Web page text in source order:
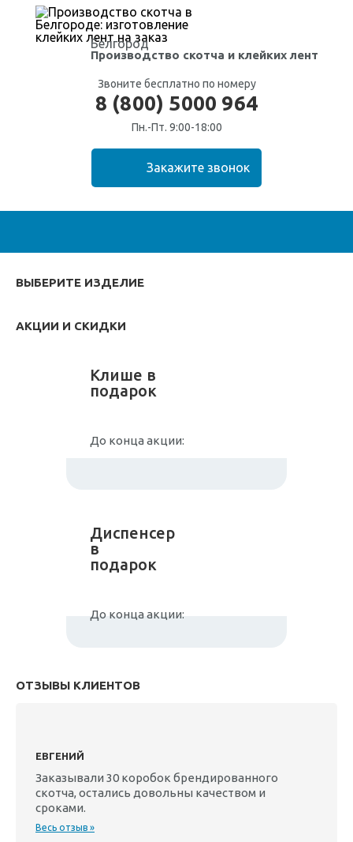
Белгород
Производство скотча и клейких лент
Звоните бесплатно по номеру
8 (800) 5000 964
Пн.-Пт. 9:00-18:00
ВЫБЕРИТЕ ИЗДЕЛИЕ
АКЦИИ И СКИДКИ
Клише в
подарок
До конца акции:
Диспенсер
в
подарок
До конца акции:
ОТЗЫВЫ КЛИЕНТОВ
ЕВГЕНИЙ
Заказывали 30 коробок брендированного
скотча, остались довольны качеством и
сроками.
Весь отзыв »